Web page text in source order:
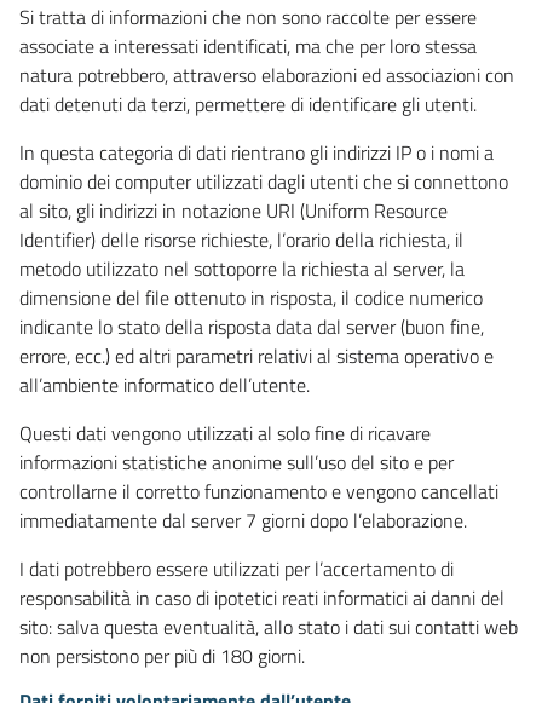
Si tratta di informazioni che non sono raccolte per essere
associate a interessati identificati, ma che per loro stessa
natura potrebbero, attraverso elaborazioni ed associazioni con
dati detenuti da terzi, permettere di identificare gli utenti.
In questa categoria di dati rientrano gli indirizzi IP o i nomi a
dominio dei computer utilizzati dagli utenti che si connettono
al sito, gli indirizzi in notazione URI (Uniform Resource
Identifier) delle risorse richieste, l’orario della richiesta, il
metodo utilizzato nel sottoporre la richiesta al server, la
dimensione del file ottenuto in risposta, il codice numerico
indicante lo stato della risposta data dal server (buon fine,
errore, ecc.) ed altri parametri relativi al sistema operativo e
all’ambiente informatico dell’utente.
Questi dati vengono utilizzati al solo fine di ricavare
informazioni statistiche anonime sull’uso del sito e per
controllarne il corretto funzionamento e vengono cancellati
immediatamente dal server 7 giorni dopo l’elaborazione.
I dati potrebbero essere utilizzati per l’accertamento di
responsabilità in caso di ipotetici reati informatici ai danni del
sito: salva questa eventualità, allo stato i dati sui contatti web
non persistono per più di 180 giorni.